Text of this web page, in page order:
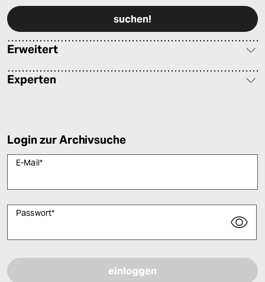
Erweitert
Experten
Login zur Archivsuche
E-Mail*
Passwort*